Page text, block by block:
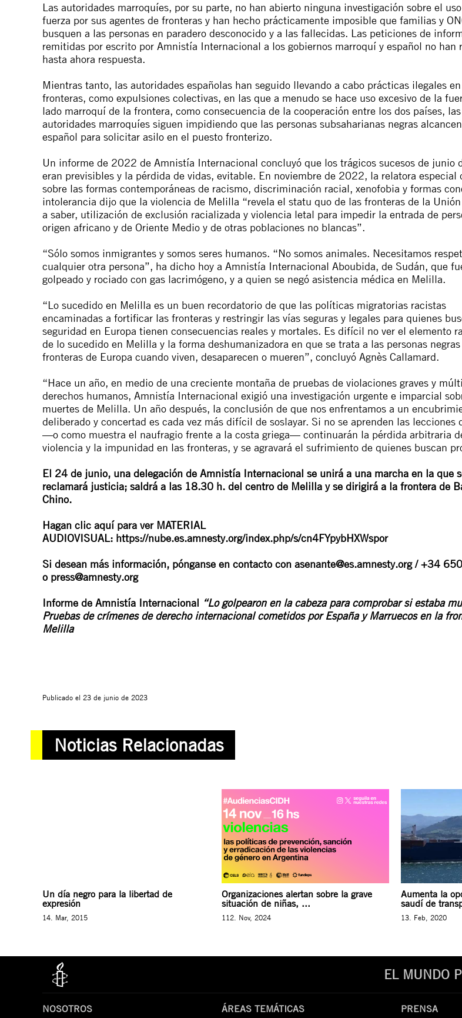
Las autoridades marroquíes, por su parte, no han abierto ninguna investigación sobre el
fuerza por sus agentes de fronteras y han hecho prácticamente imposible que familias y
busquen a las personas en paradero desconocido y a las fallecidas. Las peticiones de
remitidas por escrito por Amnistía Internacional a los gobiernos marroquí y español no han
hasta ahora respuesta.
Mientras tanto, las autoridades españolas han seguido llevando a cabo prácticas ilegales
fronteras, como expulsiones colectivas, en las que a menudo se hace uso excesivo de la
lado marroquí de la frontera, como consecuencia de la cooperación entre los dos países, las
autoridades marroquíes siguen impidiendo que las personas subsaharianas negras
español para solicitar asilo en el puesto fronterizo.
Un informe de 2022 de Amnistía Internacional concluyó que los trágicos sucesos de junio
eran previsibles y la pérdida de vidas, evitable. En noviembre de 2022, la relatora especial
sobre las formas contemporáneas de racismo, discriminación racial, xenofobia y formas
intolerancia dijo que la violencia de Melilla “revela el statu quo de las fronteras de la Unión
a saber, utilización de exclusión racializada y violencia letal para impedir la entrada de
origen africano y de Oriente Medio y de otras poblaciones no blancas”.
“Sólo somos inmigrantes y somos seres humanos. “No somos animales. Necesitamos
cualquier otra persona”, ha dicho hoy a Amnistía Internacional Aboubida, de Sudán, que
golpeado y rociado con gas lacrimógeno, y a quien se negó asistencia médica en Melilla.
“Lo sucedido en Melilla es un buen recordatorio de que las políticas migratorias racistas
encaminadas a fortificar las fronteras y restringir las vías seguras y legales para quienes
seguridad en Europa tienen consecuencias reales y mortales. Es difícil no ver el elemento
de lo sucedido en Melilla y la forma deshumanizadora en que se trata a las personas
fronteras de Europa cuando viven, desaparecen o mueren”, concluyó Agnès Callamard.
“Hace un año, en medio de una creciente montaña de pruebas de violaciones graves y
derechos humanos, Amnistía Internacional exigió una investigación urgente e imparcial
muertes de Melilla. Un año después, la conclusión de que nos enfrentamos a un
deliberado y concertad es cada vez más difícil de soslayar. Si no se aprenden las lecciones
—o como muestra el naufragio frente a la costa griega— continuarán la pérdida arbitraria
violencia y la impunidad en las fronteras, y se agravará el sufrimiento de quienes buscan
El 24 de junio, una delegación de Amnistía Internacional se unirá a una marcha en la que
reclamará justicia; saldrá a las 18.30 h. del centro de Melilla y se dirigirá a la frontera de
Chino.
Hagan clic aquí para ver MATERIAL
AUDIOVISUAL: https://nube.es.amnesty.org/index.php/s/cn4FYpybHXWspor
Si desean más información, pónganse en contacto con asenante@es.amnesty.org/ +34
o press@amnesty.org
Informe de Amnistía Internacional “Lo golpearon en la cabeza para comprobar si estaba
Pruebas de crímenes de derecho internacional cometidos por España y Marruecos en la
Melilla
Publicado el 23 de junio de 2023
Noticias Relacionadas
Un día negro para la libertad de
expresión
14. Mar, 2015
Organizaciones alertan sobre la grave
situación de niñas, ...
112. Nov, 2024
Aumenta la
saudí de
13. Feb, 2020
EL MUNDO
NOSOTROS ÁREAS TEMÁTICAS PRENSA